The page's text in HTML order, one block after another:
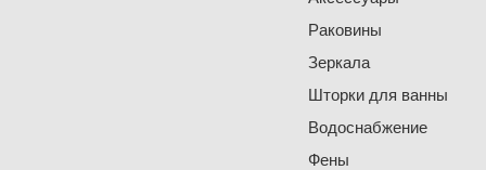
Раковины
Зеркала
Шторки для ванны
Водоснабжение
Фены